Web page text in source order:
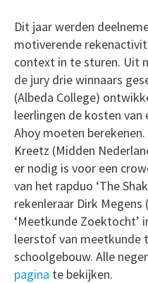
Dit jaar werden
motiverende
context in te sturen. Uit
de jury drie winnaars
(Albeda College)
leerlingen de kosten van
Ahoy moeten
Kreetz (Midden
er nodig is voor een
van het rapduo ‘The
rekenleraar Dirk Megens
‘Meetkunde Zoektocht’
leerstof van meetkunde
schoolgebouw. Alle
pagina te bekijken.